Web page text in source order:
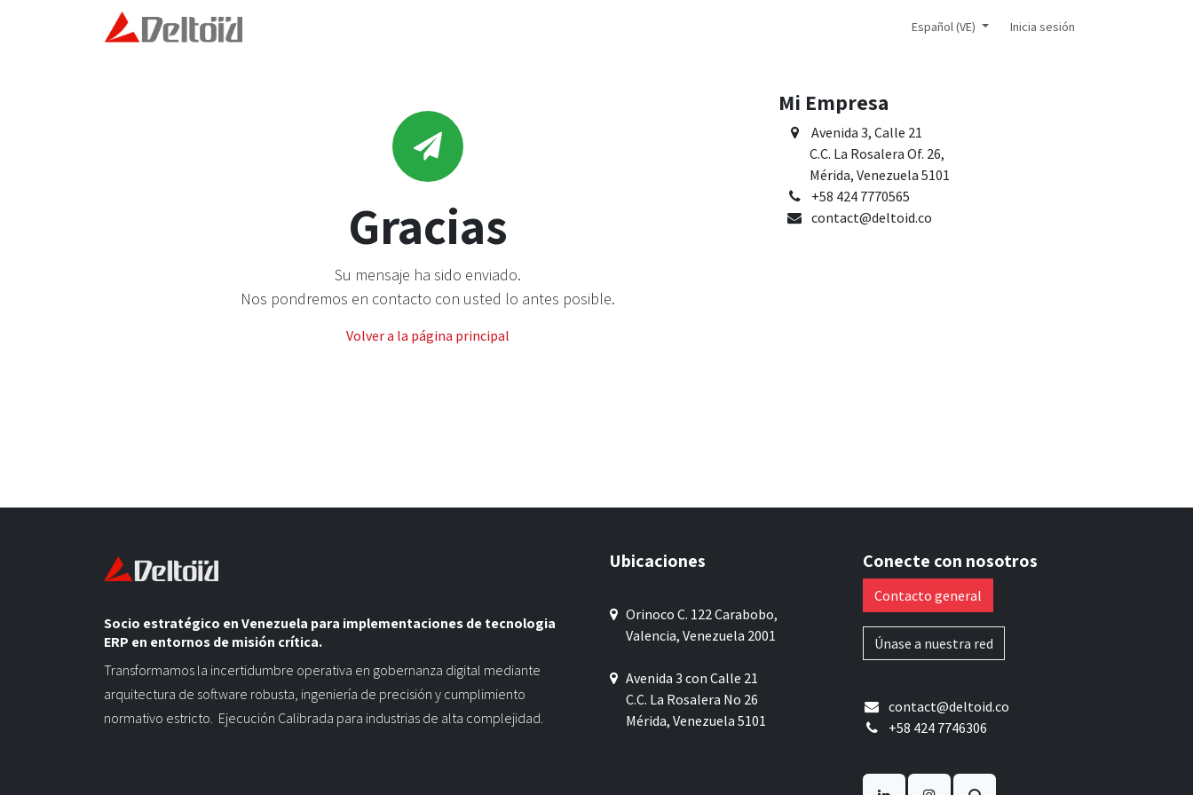
Español (VE) Inicia sesión
Gracias
Su mensaje ha sido enviado.
Nos pondremos en contacto con usted lo antes posible.
Volver a la página principal
Mi Empresa
Avenida 3, Calle 21
C.C. La Rosalera Of. 26,
Mérida, Venezuela 5101
+58 424 7770565
contact@deltoid.co
Socio estratégico en Venezuela para implementaciones de tecnologia
ERP en entornos de misión crítica.
Transformamos la incertidumbre operativa en gobernanza digital mediante
arquitectura de software robusta, ingeniería de precisión y cumplimiento
normativo estricto. Ejecución Calibrada para industrias de alta complejidad.
Ubicaciones
Orinoco C. 122 Carabobo,
Valencia, Venezuela 2001
Avenida 3 con Calle 21
C.C. La Rosalera No 26
Mérida, Venezuela 5101
Conecte con nosotros
Contacto general
Únase a nuestra red
contact@deltoid.co
+58 424 7746306